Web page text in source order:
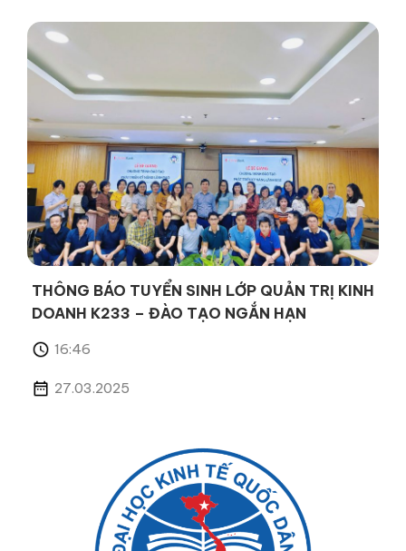
THÔNG BÁO TUYỂN SINH LỚP QUẢN TRỊ KINH
DOANH K233 – ĐÀO TẠO NGẮN HẠN
16:46
27.03.2025